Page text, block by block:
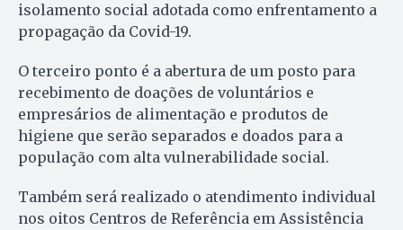
isolamento social adotada como enfrentamento a
propagação da Covid-19.
O terceiro ponto é a abertura de um posto para
recebimento de doações de voluntários e
empresários de alimentação e produtos de
higiene que serão separados e doados para a
população com alta vulnerabilidade social.
Também será realizado o atendimento individual
nos oitos Centros de Referência em Assistência